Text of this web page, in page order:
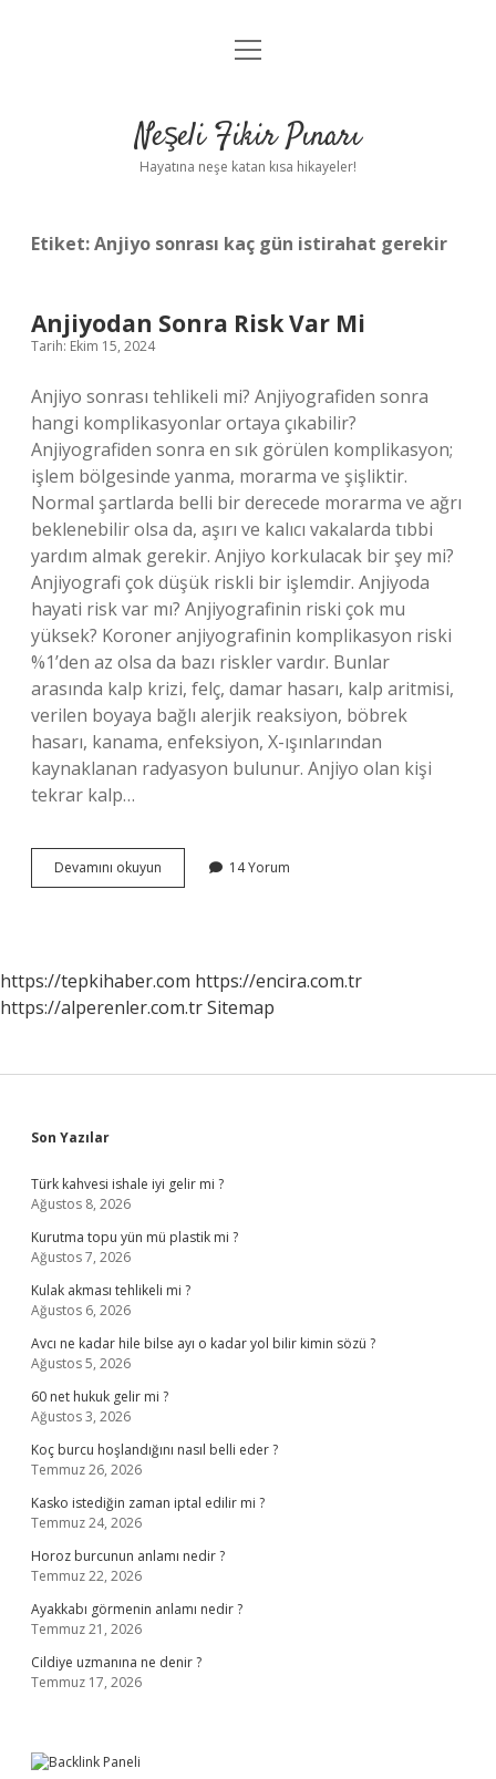
Anasayfa
Yasal Uyarı
menüyü
Neşeli Fikir Pınarı
Hayatına neşe katan kısa hikayeler!
Etiket:Anjiyo sonrası kaç gün istirahat gerekir
Anjiyodan Sonra Risk Var Mi
Tarih: Ekim 15, 2024
Anjiyo sonrası tehlikeli mi? Anjiyografiden sonra
hangi komplikasyonlar ortaya çıkabilir?
Anjiyografiden sonra en sık görülen komplikasyon;
işlem bölgesinde yanma, morarma ve şişliktir.
Normal şartlarda belli bir derecede morarma ve ağrı
beklenebilir olsa da, aşırı ve kalıcı vakalarda tıbbi
yardım almak gerekir. Anjiyo korkulacak bir şey mi?
Anjiyografi çok düşük riskli bir işlemdir. Anjiyoda
hayati risk var mı? Anjiyografinin riski çok mu
yüksek? Koroner anjiyografinin komplikasyon riski
%1’den az olsa da bazı riskler vardır. Bunlar
arasında kalp krizi, felç, damar hasarı, kalp aritmisi,
verilen boyaya bağlı alerjik reaksiyon, böbrek
hasarı, kanama, enfeksiyon, X-ışınlarından
kaynaklanan radyasyon bulunur. Anjiyo olan kişi
tekrar kalp…
Devamını okuyun Anjiyodan
Sonra
14 Yorum
https://tepkihaber.com https://encira.com.tr
https://alperenler.com.trSitemap
Sidebar
Son Yazılar
Türk kahvesi ishale iyi gelir mi ?
Ağustos 8, 2026
Kurutma topu yün mü plastik mi ?
Ağustos 7, 2026
Kulak akması tehlikeli mi ?
Ağustos 6, 2026
Avcı ne kadar hile bilse ayı o kadar yol bilir kimin sözü ?
Ağustos 5, 2026
60 net hukuk gelir mi ?
Ağustos 3, 2026
Koç burcu hoşlandığını nasıl belli eder ?
Temmuz 26, 2026
Kasko istediğin zaman iptal edilir mi ?
Temmuz 24, 2026
Horoz burcunun anlamı nedir ?
Temmuz 22, 2026
Ayakkabı görmenin anlamı nedir ?
Temmuz 21, 2026
Cildiye uzmanına ne denir ?
Temmuz 17, 2026